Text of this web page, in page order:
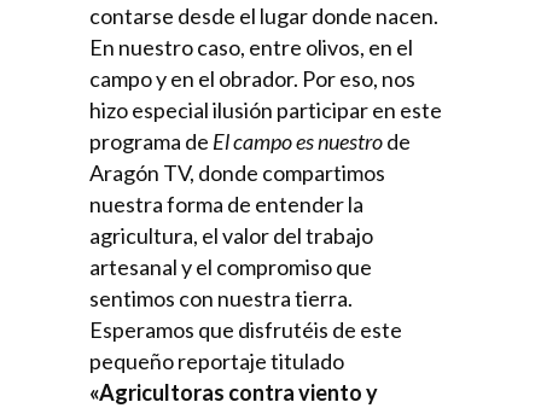
contarse desde el lugar donde nacen.
En nuestro caso, entre olivos, en el
campo y en el obrador. Por eso, nos
hizo especial ilusión participar en este
programa de El campo es nuestrode
Aragón TV, donde compartimos
nuestra forma de entender la
agricultura, el valor del trabajo
artesanal y el compromiso que
sentimos con nuestra tierra.
Esperamos que disfrutéis de este
pequeño reportaje titulado
«Agricultoras contra viento y